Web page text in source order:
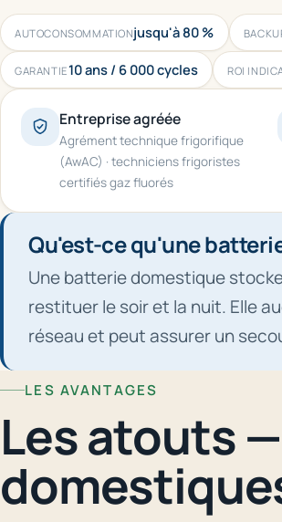
AUTOCONSOMMATIONjusqu'à 80 %
GARANTIE10 ans / 6 000 cycles ROI
Entreprise agréée
Agrément technique frigorifique
(AwAC) · techniciens frigoristes
certifiés gaz fluorés
Qu'est-ce qu'une
Une batterie domestique
restituer le soir et la nuit. Elle
réseau et peut assurer un
LES AVANTAGES
Les atouts